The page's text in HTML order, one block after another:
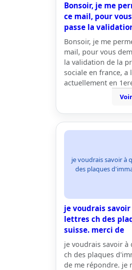
Bonsoir, je me
ce mail, pour
passe la
Bonsoir, je me
mail, pour vous
la validation de la
sociale en france, a
actuellement en
je voudrais savoir à
des plaques
je voudrais
lettres ch des
suisse. merci de
je voudrais savoir
ch des plaques
de me répondre. je